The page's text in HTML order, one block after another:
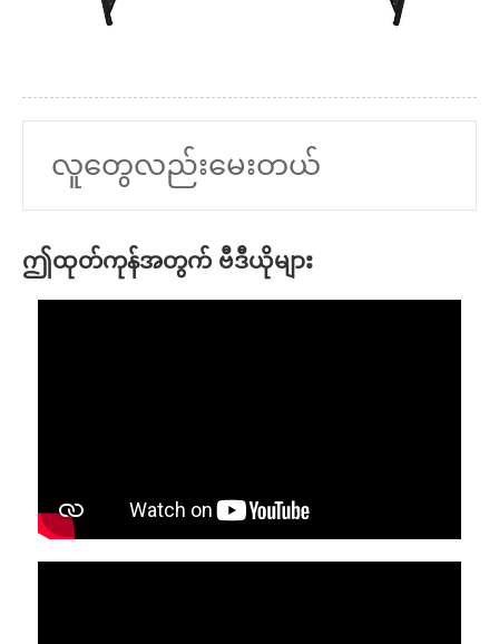
လူတွေလည်းမေးတယ်
ဤထုတ်ကုန်အတွက် ဗီဒီယိုများ